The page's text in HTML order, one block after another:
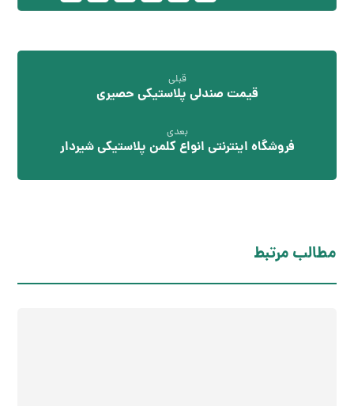
قبلی
قیمت صندلی پلاستیکی حصیری
بعدی
فروشگاه اینترنتی انواع کلمن پلاستیکی شیردار
مطالب مرتبط